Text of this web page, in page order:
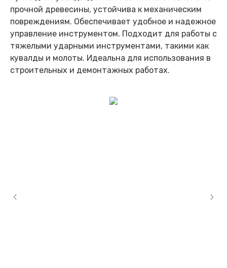
прочной древесины, устойчива к механическим
повреждениям. Обеспечивает удобное и надежное
управление инструментом. Подходит для работы с
тяжелыми ударными инструментами, такими как
кувалды и молоты. Идеальна для использования в
строительных и демонтажных работах.